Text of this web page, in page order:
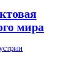
мира